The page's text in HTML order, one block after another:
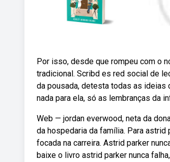
Por isso, desde que rompeu com o
tradicional. Scribd es red social de
da pousada, detesta todas as ideias
nada para ela, só as lembranças da
Web — jordan everwood, neta da
da hospedaria da família. Para
focada na carreira. Astrid parker
baixe o livro astrid parker nunca